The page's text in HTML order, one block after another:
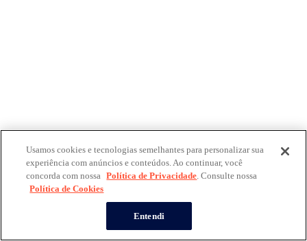
Usamos cookies e tecnologias semelhantes para personalizar sua
experiência com anúncios e conteúdos. Ao continuar, você
concorda com nossa Política de Privacidade. Consulte nossa
Política de Cookies
Entendi